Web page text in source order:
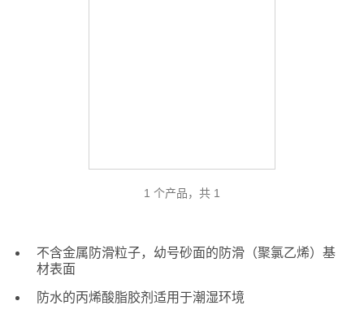
1 个产品，共 1
不含金属防滑粒子，幼号砂面的防滑（聚氯乙烯）基
材表面
防水的丙烯酸脂胶剂适用于潮湿环境